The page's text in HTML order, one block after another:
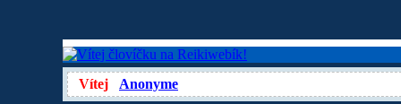
Vítej Anonyme